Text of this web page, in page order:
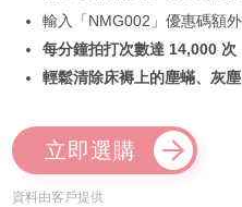
輸入「NMG002」優惠碼額
每分鐘拍打次數達 14,000 次
輕鬆清除床褥上的塵蟎、灰塵
立即選購
資料由客戶提供